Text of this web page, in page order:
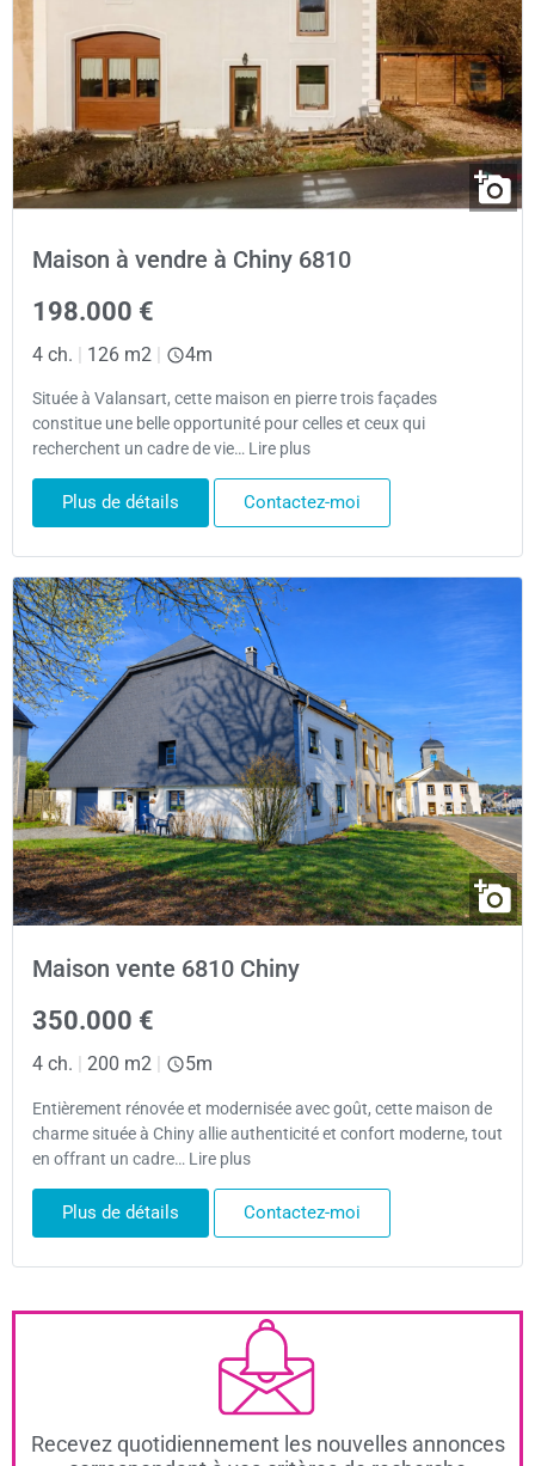
Maison à vendre à Chiny 6810
198.000 €
4 ch. | 126 m2 | 4m
Située à Valansart, cette maison en pierre trois façades
constitue une belle opportunité pour celles et ceux qui
recherchent un cadre de vie… Lire plus
Plus de détails Contactez-moi
Maison vente 6810 Chiny
350.000 €
4 ch. 200 m2 5m
Entièrement rénovée et modernisée avec goût, cette maison de
charme située à Chiny allie authenticité et confort moderne, tout
en offrant un cadre… Lire plus
Plus de détails Contactez-moi
Recevez quotidiennement les nouvelles annonces